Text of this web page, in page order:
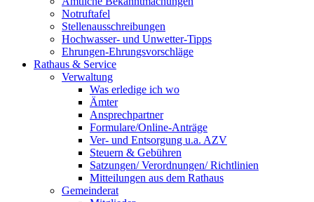
Notruftafel
Stellenausschreibungen
Hochwasser- und Unwetter-Tipps
Ehrungen-Ehrungsvorschläge
Rathaus & Service
Verwaltung
Was erledige ich wo
Ämter
Ansprechpartner
Formulare/Online-Anträge
Ver- und Entsorgung u.a. AZV
Steuern & Gebühren
Satzungen/ Verordnungen/ Richtlinien
Mitteilungen aus dem Rathaus
Gemeinderat